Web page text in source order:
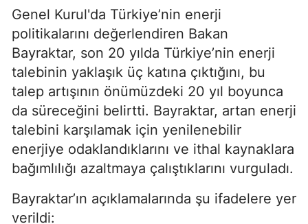
Genel Kurul'da Türkiye’nin enerji
politikalarını değerlendiren Bakan
Bayraktar, son 20 yılda Türkiye’nin enerji
talebinin yaklaşık üç katına çıktığını, bu
talep artışının önümüzdeki 20 yıl boyunca
da süreceğini belirtti. Bayraktar, artan enerji
talebini karşılamak için yenilenebilir
enerjiye odaklandıklarını ve ithal kaynaklara
bağımlılığı azaltmaya çalıştıklarını vurguladı.
Bayraktar’ın açıklamalarında şu ifadelere yer
verildi: